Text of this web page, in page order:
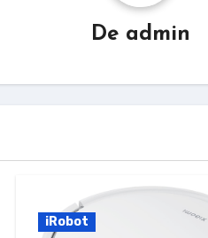
De admin
iRobot